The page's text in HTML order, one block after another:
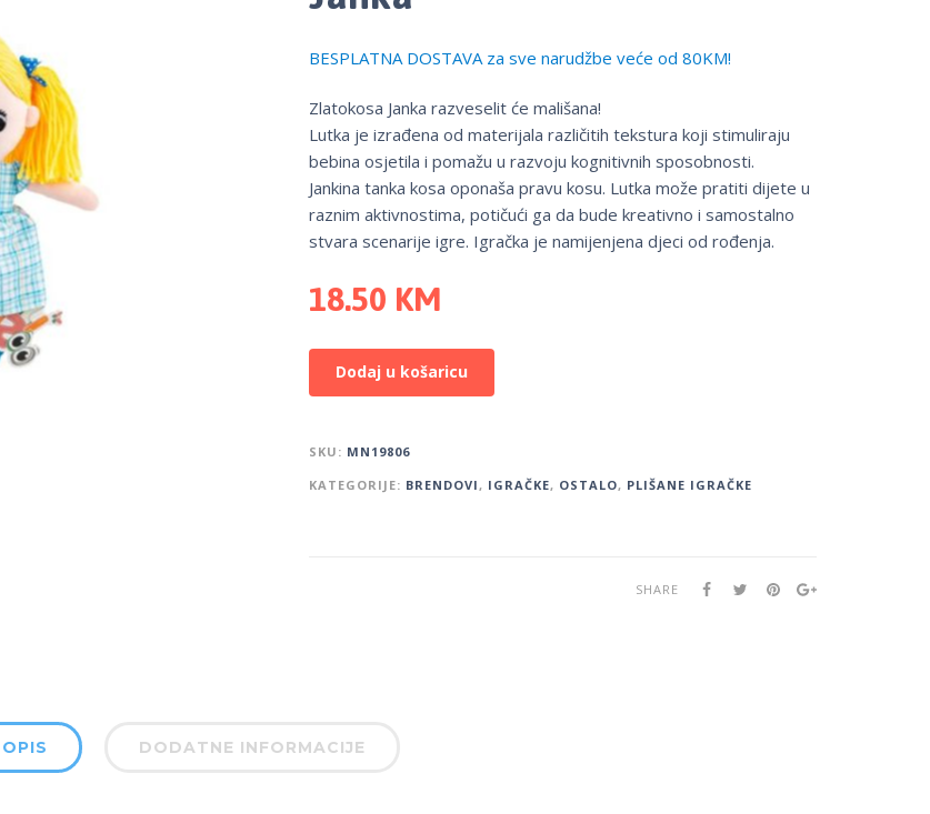
BESPLATNA DOSTAVA za sve narudžbe veće od 80KM!
Zlatokosa Janka razveselit će mališana!
Lutka je izrađena od materijala različitih tekstura koji stimuliraju
bebina osjetila i pomažu u razvoju kognitivnih sposobnosti.
Jankina tanka kosa oponaša pravu kosu. Lutka može pratiti dijete u
raznim aktivnostima, potičući ga da bude kreativno i samostalno
stvara scenarije igre. Igračka je namijenjena djeci od rođenja.
18.50 KM
Dodaj u košaricu
SKU: MN19806
KATEGORIJE: BRENDOVI, IGRAČKE, OSTALO, PLIŠANE IGRAČKE
SHARE
OPIS DODATNE INFORMACIJE